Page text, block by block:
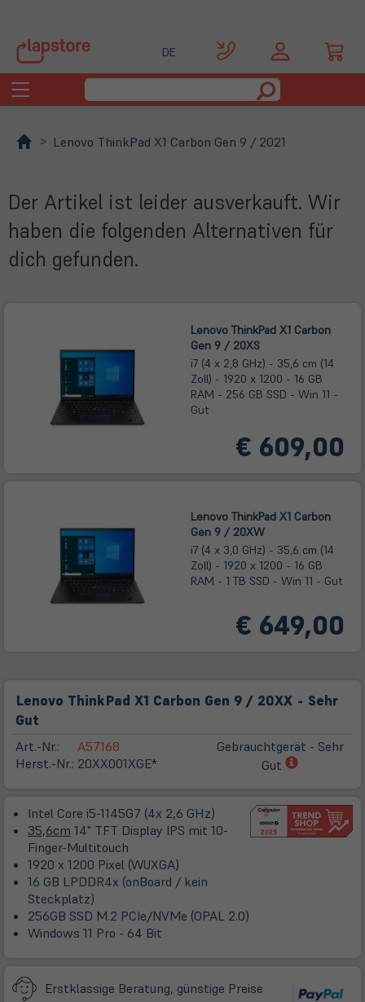
DE
Toggle
navigation
Lenovo ThinkPad X1 Carbon Gen 9 / 2021
Der Artikel ist leider ausverkauft. Wir
haben die folgenden Alternativen für
dich gefunden.
Lenovo ThinkPad X1 Carbon
Gen 9 / 20XS
i7 (4 x 2,8 GHz) - 35,6 cm (14
Zoll) - 1920 x 1200 - 16 GB
RAM - 256 GB SSD - Win 11 -
Gut
€ 609,00
Lenovo ThinkPad X1 Carbon
Gen 9 / 20XW
i7 (4 x 3,0 GHz) - 35,6 cm (14
Zoll) - 1920 x 1200 - 16 GB
RAM - 1 TB SSD - Win 11 - Gut
€ 649,00
Lenovo ThinkPad X1 Carbon Gen 9 / 20XX - Sehr
Gut
Art.-Nr.:
Herst.-Nr.:
A57168
20XX001XGE*
Gebrauchtgerät - Sehr
Gut
(öffnet
Tab)
Intel Core i5-1145G7 (4x 2,6 GHz)
35,6cm 14" TFT Display IPS mit 10-
Finger-Multitouch
1920 x 1200 Pixel (WUXGA)
16 GB LPDDR4x (onBoard / kein
Steckplatz)
256GB SSD M.2 PCIe/NVMe (OPAL 2.0)
Windows 11 Pro - 64 Bit
Erstklassige Beratung, günstige Preise